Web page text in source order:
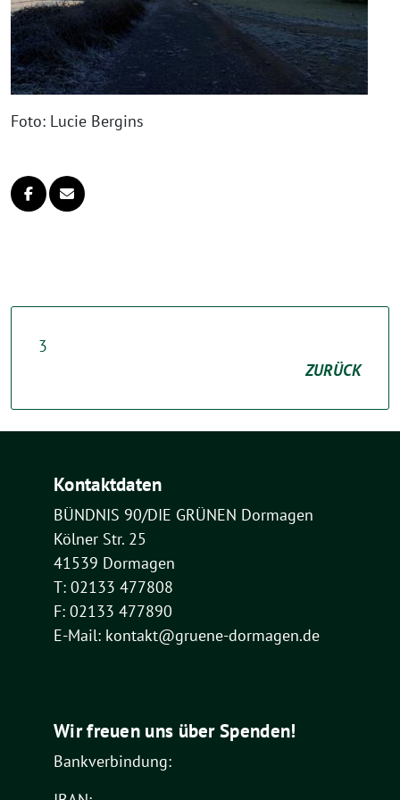
Foto: Lucie Bergins
3
ZURÜCK
Kontaktdaten
BÜNDNIS 90/DIE GRÜNEN Dormagen
Kölner Str. 25
41539 Dormagen
T: 02133 477808
F: 02133 477890
E-Mail: kontakt@gruene-dormagen.de
Wir freuen uns über Spenden!
Bankverbindung: